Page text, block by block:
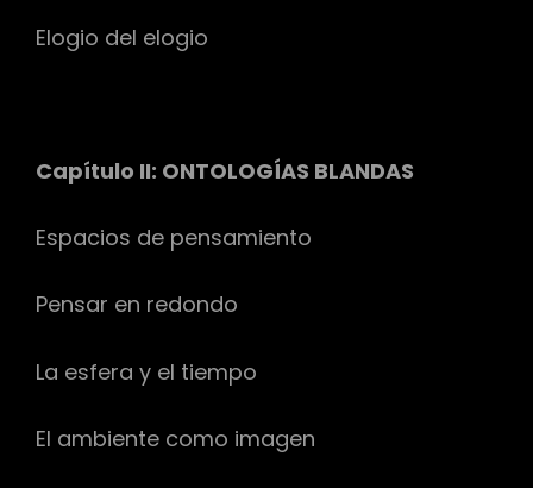
Elogio del elogio
Capítulo II: ONTOLOGÍAS BLANDAS
Espacios de pensamiento
Pensar en redondo
La esfera y el tiempo
El ambiente como imagen